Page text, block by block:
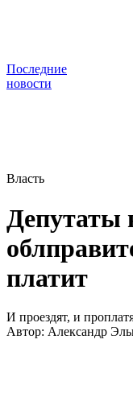
Последние
новости
Власть
Депутаты
платит
И проездят, и
Автор: Александр